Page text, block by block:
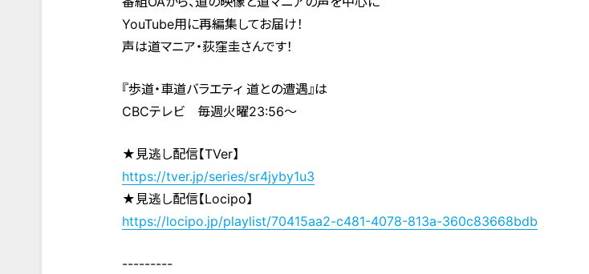
YouTube用に再編集してお届け！
声は道マニア・荻窪圭さんです！
『歩道・車道バラエティ 道との遭遇』は
CBCテレビ 毎週火曜23:56～
★見逃し配信【TVer】
https://tver.jp/series/sr4jyby1u3
★見逃し配信【Locipo】
https://locipo.jp/playlist/70415aa2-c481-4078-813a-360c83668bdb
---------